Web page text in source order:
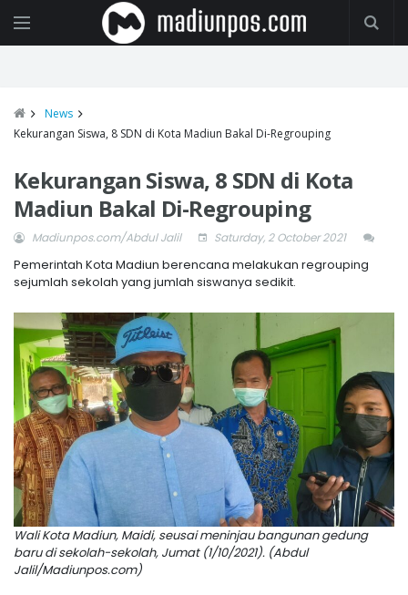
News
Kekurangan Siswa, 8 SDN di Kota Madiun Bakal Di-Regrouping
Kekurangan Siswa, 8 SDN di Kota
Madiun Bakal Di-Regrouping
Madiunpos.com/Abdul Jalil Saturday, 2 October 2021
Pemerintah Kota Madiun berencana melakukan regrouping
sejumlah sekolah yang jumlah siswanya sedikit.
Wali Kota Madiun, Maidi, seusai meninjau bangunan gedung
baru di sekolah-sekolah, Jumat (1/10/2021). (Abdul
Jalil/Madiunpos.com)